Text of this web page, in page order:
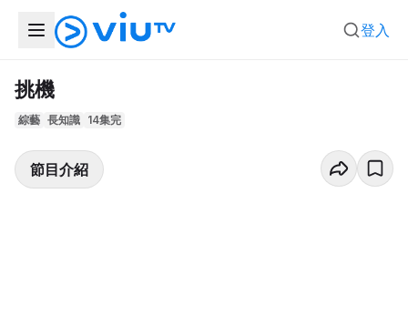
登入
挑機
綜藝 長知識 14集完
節目介紹